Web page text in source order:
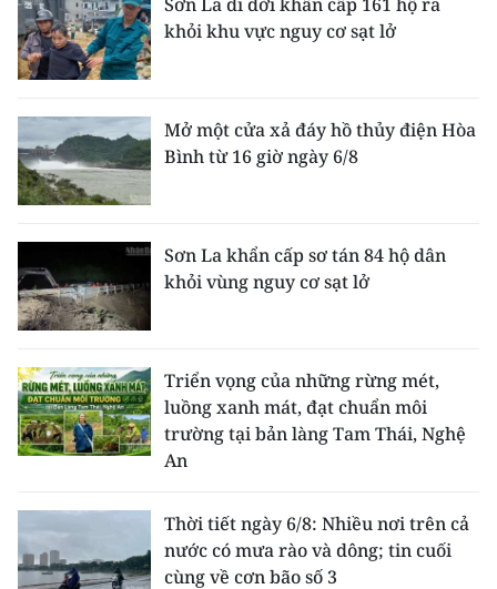
khỏi khu vực nguy cơ sạt lở
Mở một cửa xả đáy hồ thủy điện Hòa
Bình từ 16 giờ ngày 6/8
Sơn La khẩn cấp sơ tán 84 hộ dân
khỏi vùng nguy cơ sạt lở
Triển vọng của những rừng mét,
luồng xanh mát, đạt chuẩn môi
trường tại bản làng Tam Thái, Nghệ
An
Thời tiết ngày 6/8: Nhiều nơi trên cả
nước có mưa rào và dông; tin cuối
cùng về cơn bão số 3